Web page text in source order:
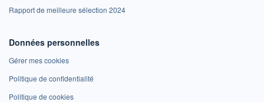
Rapport de meilleure sélection 2024
Données personnelles
Gérer mes cookies
Politique de confidentialité
Politique de cookies